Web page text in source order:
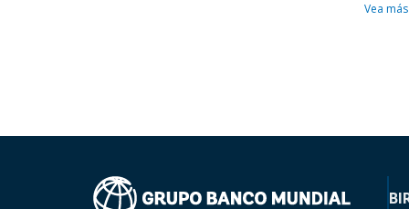
Vea más